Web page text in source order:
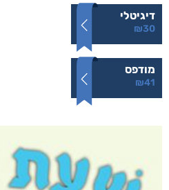
דיגיטלי
₪30
מודפס
₪41